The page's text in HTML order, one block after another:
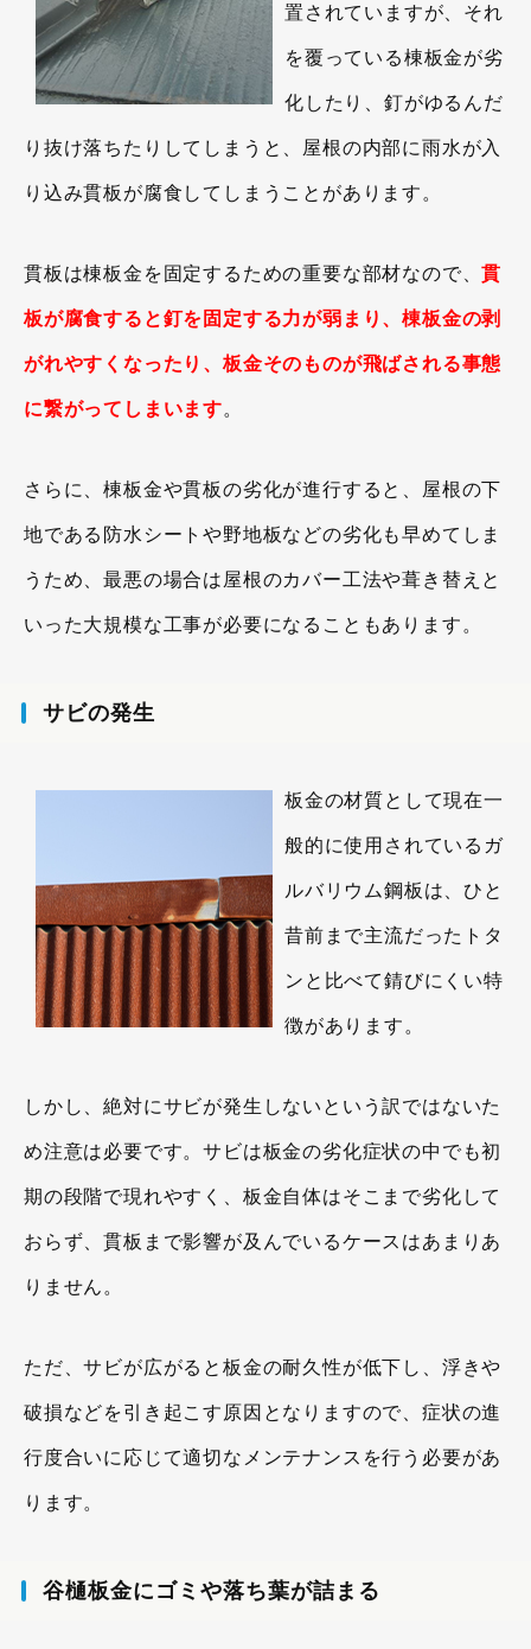
置されていますが、それ
を覆っている棟板金が劣
化したり、釘がゆるんだ
り抜け落ちたりしてしまうと、屋根の内部に雨水が入
り込み貫板が腐食してしまうことがあります。
貫板は棟板金を固定するための重要な部材なので、貫
板が腐食すると釘を固定する力が弱まり、棟板金の剥
がれやすくなったり、板金そのものが飛ばされる事態
に繋がってしまいます。
さらに、棟板金や貫板の劣化が進行すると、屋根の下
地である防水シートや野地板などの劣化も早めてしま
うため、最悪の場合は屋根のカバー工法や葺き替えと
いった大規模な工事が必要になることもあります。
サビの発生
板金の材質として現在一
般的に使用されているガ
ルバリウム鋼板は、ひと
昔前まで主流だったトタ
ンと比べて錆びにくい特
徴があります。
しかし、絶対にサビが発生しないという訳ではないた
め注意は必要です。サビは板金の劣化症状の中でも初
期の段階で現れやすく、板金自体はそこまで劣化して
おらず、貫板まで影響が及んでいるケースはあまりあ
りません。
ただ、サビが広がると板金の耐久性が低下し、浮きや
破損などを引き起こす原因となりますので、症状の進
行度合いに応じて適切なメンテナンスを行う必要があ
ります。
谷樋板金にゴミや落ち葉が詰まる